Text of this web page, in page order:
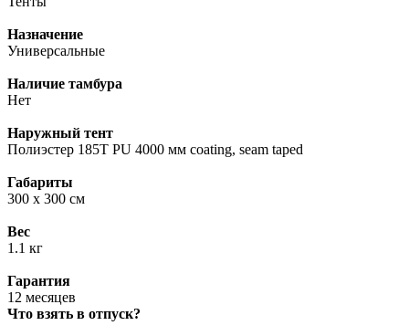
Назначение
Универсальные
Наличие тамбура
Нет
Наружный тент
Полиэстер 185T PU 4000 мм coating, seam taped
Габариты
300 x 300 см
Вес
1.1 кг
Гарантия
12 месяцев
Что взять в отпуск?